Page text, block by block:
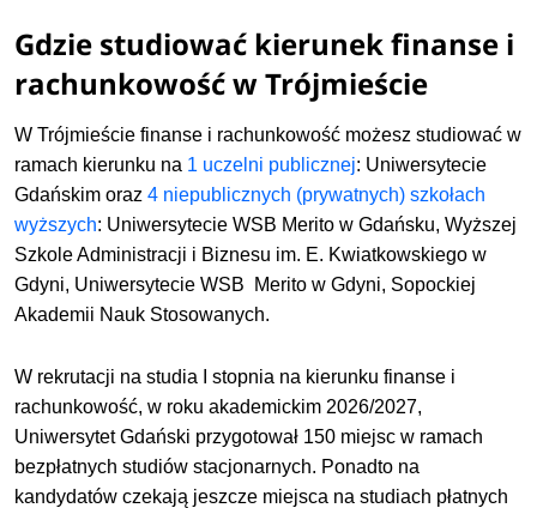
Gdzie studiować kierunek finanse i
rachunkowość w Trójmieście
W Trójmieście finanse i rachunkowość możesz studiować w
ramach kierunku na 1 uczelni publicznej: Uniwersytecie
Gdańskim oraz4 niepublicznych (prywatnych) szkołach
wyższych: Uniwersytecie WSB Merito w Gdańsku,Wyższej
Szkole Administracji i Biznesu im. E. Kwiatkowskiego w
Gdyni, Uniwersytecie WSB Merito w Gdyni, Sopockiej
Akademii Nauk Stosowanych.
W rekrutacji na studia I stopnia na kierunku finanse i
rachunkowość, w roku akademickim 2026/2027,
Uniwersytet Gdański przygotował 150 miejsc w ramach
bezpłatnych studiów stacjonarnych. Ponadto na
kandydatów czekają jeszcze miejsca na studiach płatnych